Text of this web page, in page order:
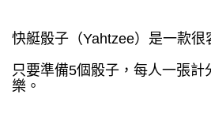
快艇骰子（Yahtzee）是一款很
只要準備5個骰子，每人一張計
樂。